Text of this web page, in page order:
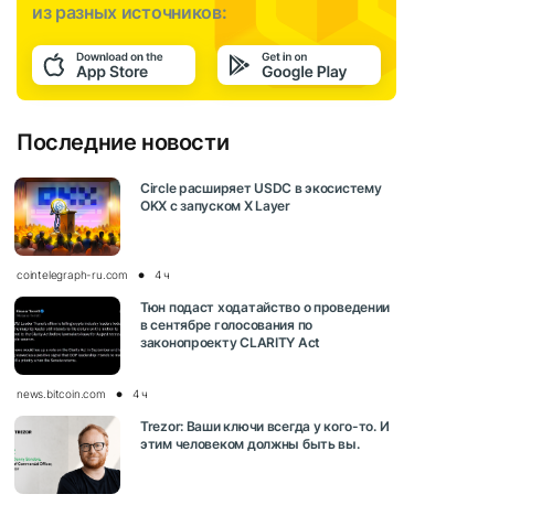
из разных источников:
Последние новости
Circle расширяет USDC в экосистему
OKX с запуском X Layer
cointelegraph-ru.com 4 ч
Тюн подаст ходатайство о проведении
в сентябре голосования по
законопроекту CLARITY Act
news.bitcoin.com 4 ч
Trezor: Ваши ключи всегда у кого-то. И
этим человеком должны быть вы.